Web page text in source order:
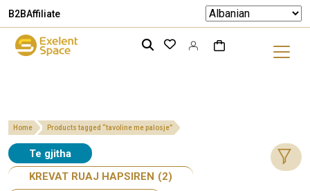
B2BAffiliate
Home Products tagged “tavoline me palosje”
Te gjitha
KREVAT RUAJ HAPSIREN (2)